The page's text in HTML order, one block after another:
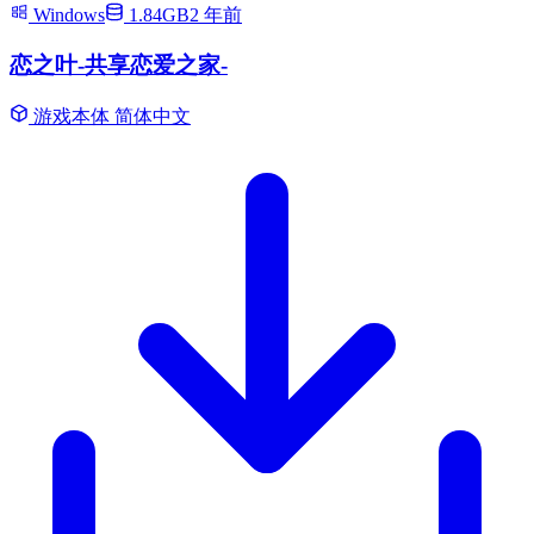
Windows
1.84GB2 年前
恋之叶-共享恋爱之家-
游戏本体 简体中文